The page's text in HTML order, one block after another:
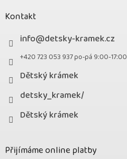
Kontakt
info@detsky-kramek.cz
+420 723 053 937 po-pá 9:00-17:00
Dětský krámek
detsky_kramek/
Dětský krámek
Přijímáme online platby